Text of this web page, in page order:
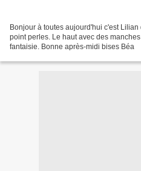
Bonjour à toutes aujourd'hui c'est
point perles. Le haut avec des
fantaisie. Bonne après-midi bises Béa